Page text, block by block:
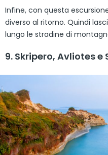
Infine, con questa
diverso al ritorno. Quindi
lungo le stradine di
9. Skripero, Avliotes e